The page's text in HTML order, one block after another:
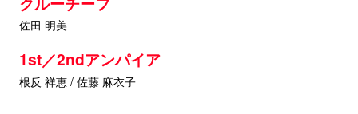
佐田 明美
1st／2ndアンパイア
根反 祥恵 / 佐藤 麻衣子